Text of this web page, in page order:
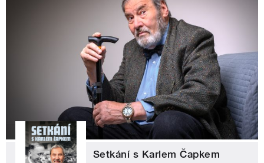
Setkání s Karlem Čapkem